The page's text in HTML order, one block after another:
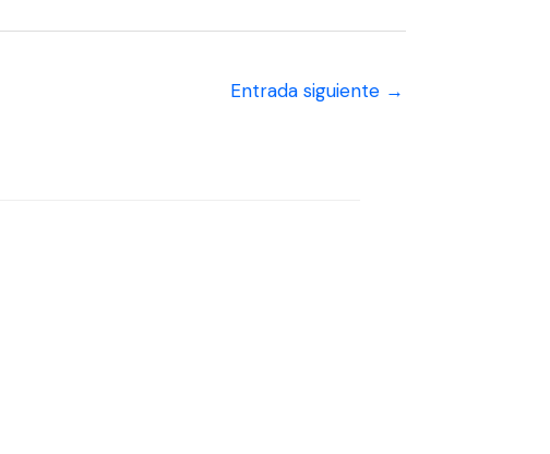
Entrada siguiente →